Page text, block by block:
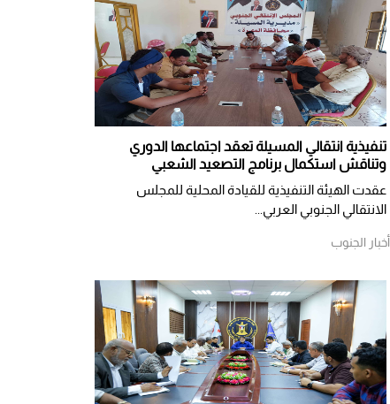
تنفيذية انتقالي المسيلة تعقد اجتماعها الدوري
وتناقش استكمال برنامج التصعيد الشعبي
عقدت الهيئة التنفيذية للقيادة المحلية للمجلس
الانتقالي الجنوبي العربي...
أخبار الجنوب